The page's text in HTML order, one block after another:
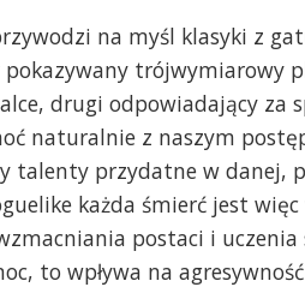
na myśl klasyki z
trójwymiarowy
drugi odpowiadający za
naturalnie z naszym
talenty przydatne w danej,
każda śmierć jest
postaci i
to wpływa na